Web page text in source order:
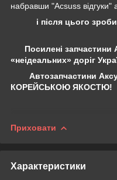
набравши "Acsuss відгуки"
і після цього
Посилені
«неідеальних» доріг
Автозапчастини
КОРЕЙСЬКОЮ ЯКОСТЮ!
Приховати
Характеристики